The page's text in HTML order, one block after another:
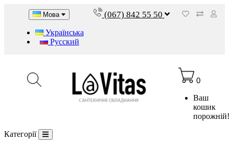
Мова
Українська
Русский
(067) 842 55 50
0
Ваш
кошик
Категорії